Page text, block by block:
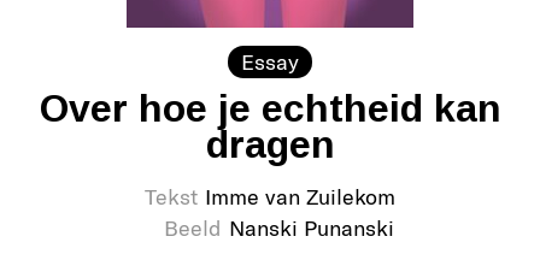
Essay
Over hoe je echtheid kan
dragen
Tekst Imme van Zuilekom
Beeld Nanski Punanski